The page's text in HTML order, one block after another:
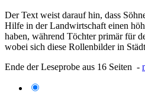
Der Text weist darauf hin, dass
Hilfe in der Landwirtschaft einen
haben, während Töchter primär für
wobei sich diese Rollenbilder in
Ende der Leseprobe aus 16 Seiten -